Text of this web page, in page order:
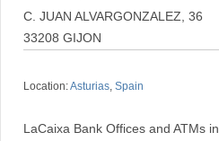
C. JUAN ALVARGONZALEZ, 36
33208 GIJON
Location:Asturias, Spain
LaCaixa Bank Offices and ATMs in